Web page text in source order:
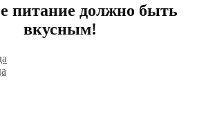
питание должно быть
вкусным!